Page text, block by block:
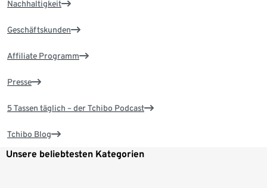
Nachhaltigkeit
Geschäftskunden
Affiliate Programm
Presse
5 Tassen täglich – der Tchibo Podcast
Tchibo Blog
Unsere beliebtesten Kategorien